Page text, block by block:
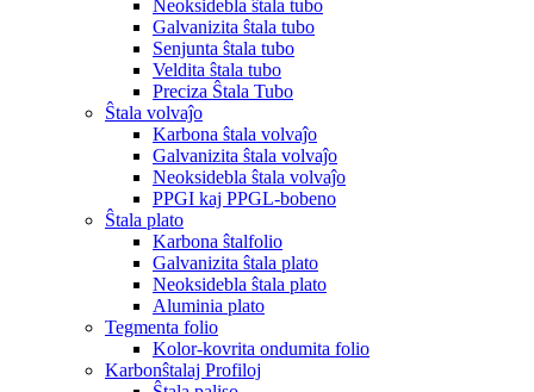
Neoksidebla ŝtala tubo
Galvanizita ŝtala tubo
Senjunta ŝtala tubo
Veldita ŝtala tubo
Preciza Ŝtala Tubo
Ŝtala volvaĵo
Karbona ŝtala volvaĵo
Galvanizita ŝtala volvaĵo
Neoksidebla ŝtala volvaĵo
PPGI kaj PPGL-bobeno
Ŝtala plato
Karbona ŝtalfolio
Galvanizita ŝtala plato
Neoksidebla ŝtala plato
Aluminia plato
Tegmenta folio
Kolor-kovrita ondumita folio
Karbonŝtalaj Profiloj